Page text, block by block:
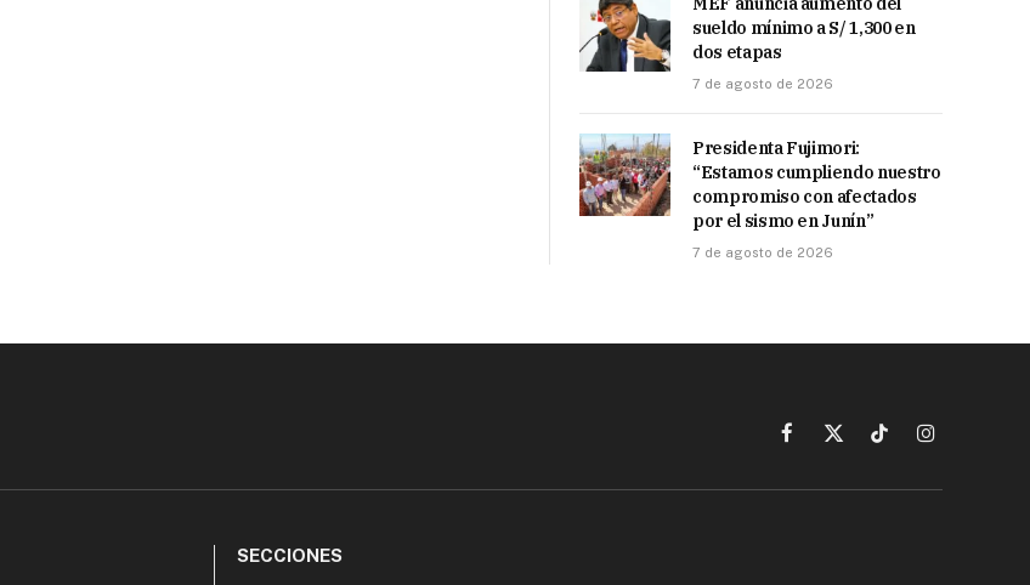
sueldo mínimo a S/ 1,300 en
dos etapas
7 de agosto de 2026
Presidenta Fujimori:
“Estamos cumpliendo nuestro
compromiso con afectados
por el sismo en Junín”
7 de agosto de 2026
Facebook
X
TikTokInstagram
SECCIONES